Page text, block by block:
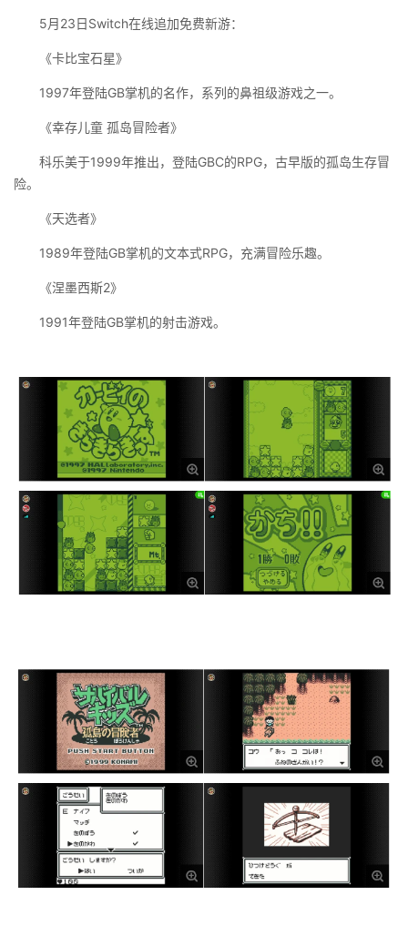
5月23日Switch在线追加免费新游：
《卡比宝石星》
1997年登陆GB掌机的名作，系列的鼻祖级游戏之一。
《幸存儿童 孤岛冒险者》
科乐美于1999年推出，登陆GBC的RPG，古早版的孤岛生存冒
险。
《天选者》
1989年登陆GB掌机的文本式RPG，充满冒险乐趣。
《涅墨西斯2》
1991年登陆GB掌机的射击游戏。